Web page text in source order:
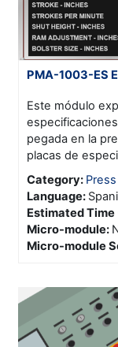
PMA-1003-ES
Este módulo
pegada en la
placas de
Category:
Language:
Estimated Time
Micro-module:
Micro-module